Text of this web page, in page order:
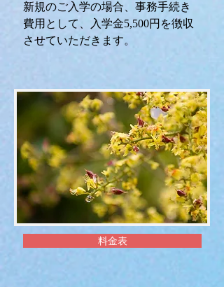
新規のご入学の場合、事務手続き
費用として、入学金5,500円を徴収
させていただきます。
料金表